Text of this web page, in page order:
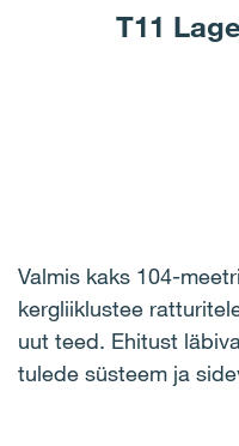
T11
Valmis kaks 104-
kergliiklustee
uut teed. Ehitust
tulede süsteem ja